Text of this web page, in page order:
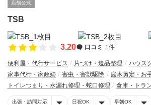
店舗公式
TSB
3.20 口コミ 1件
便利屋・代行サービス 片づけ・遺品整理
ハウス
家事代行・家政婦
害虫・害獣駆除
庭木剪定・お
トイレつまり・水漏れ修理・蛇口修理
倉庫・トラ
出張・訪問対応 日祝OK 早朝OK